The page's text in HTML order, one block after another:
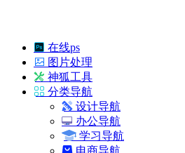
在线ps
图片处理
神狐工具
分类导航
设计导航
办公导航
学习导航
电商导航